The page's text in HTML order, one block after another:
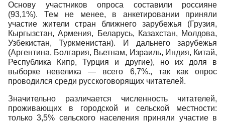
Основу участников опроса составили россияне
(93,1%). Тем не менее, в анкетировании приняли
участие жители стран ближнего зарубежья (Грузия,
Кыргызстан, Армения, Беларусь, Казахстан, Молдова,
Узбекистан, Туркменистан). И дальнего зарубежья
(Аргентина, Болгария, Вьетнам, Израиль, Индия, Китай,
Республика Кипр, Турция и другие), но их доля в
выборке невелика — всего 6,7%., так как опрос
проводился среди русскоговорящих читателей.
Значительно различается численность читателей,
проживающих в городской и сельской местности:
только 3,5% сельского населения приняли участие в